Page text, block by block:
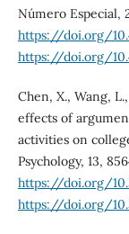
Número Especial,
https://doi.org/
https://doi.org/
Chen, X., Wang,
effects of
activities on
Psychology, 13,
https://doi.org/
https://doi.org/